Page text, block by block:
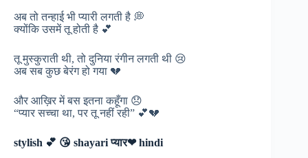
अब तो तन्हाई भी प्यारी लगती है 💭
क्योंकि उसमें तू होती है 💕
तू मुस्कुराती थी, तो दुनिया रंगीन लगती थी 😢
अब सब कुछ बेरंग हो गया 💔
और आख़िर में बस इतना कहूँगा 😞
“प्यार सच्चा था, पर तू नहीं रही” 💕💔
stylish 💕 😘 shayari प्यार❤ hindi